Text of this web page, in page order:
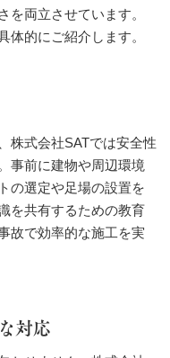
を両立させています。
体的にご紹介します。
株式会社SATでは安全性
事前に建物や周辺環境
の選定や足場の設置を
を共有するための教育
故で効率的な施工を実
対応